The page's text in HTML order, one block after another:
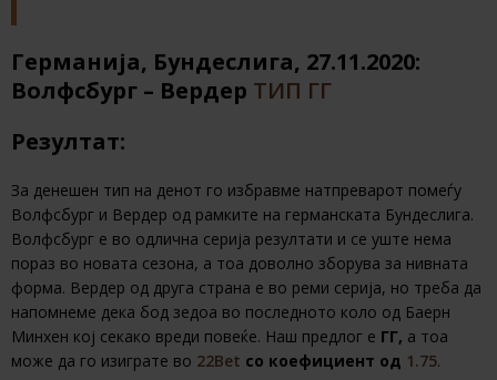
Германија, Бундеслига, 27.11.2020:
Волфсбург – Вердер ТИП ГГ
Резултат:
За денешен тип на денот го избравме натпреварот помеѓу
Волфсбург и Вердер од рамките на германската Бундеслига.
Волфсбург е во одлична серија резултати и се уште нема
пораз во новата сезона, а тоа доволно зборува за нивната
форма. Вердер од друга страна е во реми серија, но треба да
напомнеме дека бод зедоа во последното коло од Баерн
Минхен кој секако вреди повеќе. Наш предлог е ГГ, а тоа
може да го изиграте во 22Bet со коефициент од 1.75.